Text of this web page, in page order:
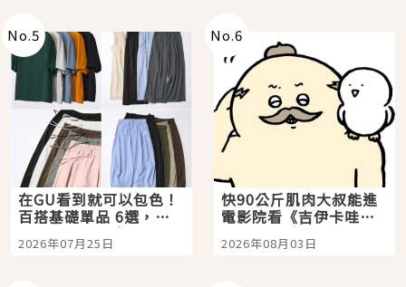
No.5
在GU看到就可以包色！
百搭基礎單品 6選，閉
眼全收也不心疼
2026年07月25日
No.6
快90公斤肌肉大叔能進
電影院看《吉伊卡哇》
嗎？日本重金屬樂團
「打首」會長與nagano
2026年08月03日